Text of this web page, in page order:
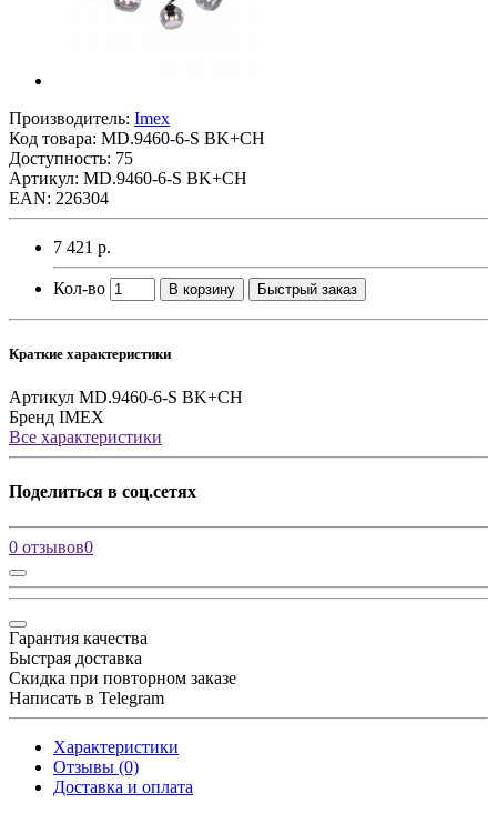
Производитель: Imex
Код товара: MD.9460-6-S BK+CH
Доступность: 75
Артикул: MD.9460-6-S BK+CH
EAN: 226304
7 421 р.
Кол-во В корзину Быстрый заказ
Краткие характеристики
Артикул MD.9460-6-S BK+CH
Бренд IMEX
Все характеристики
Поделиться в соц.сетях
0 отзывов0
Гарантия качества
Быстрая доставка
Скидка при повторном заказе
Написать в Telegram
Характеристики
Отзывы (0)
Доставка и оплата